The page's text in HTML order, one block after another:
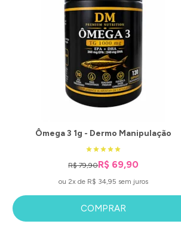
Ômega 3 1g - Dermo Manipulação
R$ 79,90R$ 69,90
ou 2x de R$ 34,95 sem juros
COMPRAR